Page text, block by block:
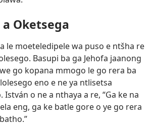
Oketsega
le moeteledipele wa puso e ntšha re
Basupi ba ga Jehofa jaanong
go kopana mmogo le go rera ba
eno e ne ya ntlisetsa
o ne a nthaya a re, “Ga ke na
eng, ga ke batle gore o ye go rera